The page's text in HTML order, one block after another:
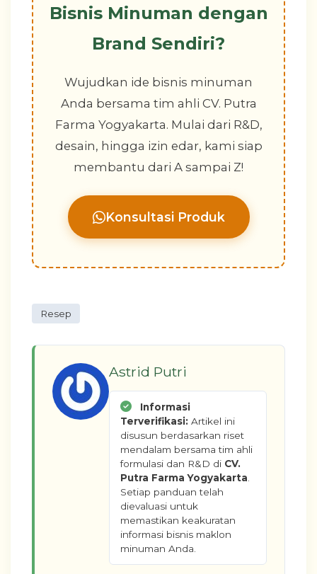
Bisnis Minuman dengan
Brand Sendiri?
Wujudkan ide bisnis minuman
Anda bersama tim ahli CV. Putra
Farma Yogyakarta. Mulai dari R&D,
desain, hingga izin edar, kami siap
membantu dari A sampai Z!
Konsultasi Produk
Resep
Astrid Putri
Informasi
Terverifikasi: Artikel ini
disusun berdasarkan riset
mendalam bersama tim ahli
formulasi dan R&D di CV.
Putra Farma Yogyakarta
Setiap panduan telah
dievaluasi untuk
memastikan keakuratan
informasi bisnis maklon
minuman Anda.